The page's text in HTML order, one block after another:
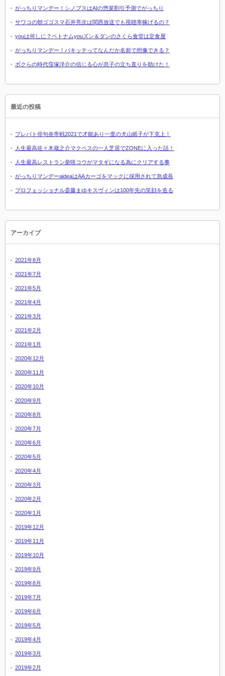
がっちりマンデー！シノプスはAIの惣菜割引予測でがっちり
サワコの朝ゴゴスマ石井亮次は関西放送でも視聴率稼げるの？
youは何しに？ベトナムyouズン＆ダンのさくら食堂は定食屋
がっちりマンデー！パキッテってなんだか名前で想像できる？
ボクらの時代窪塚洋介の信じる心が息子の立ち直りを助けた！
最近の投稿
プレバト俳句炎帝戦2021で才能あり一度の犬山紙子が下克上！
人生最高佐々木蔵之介マクベスの一人芝居でZONEに入った話！
人生最高レストラン柴咲コウがマタギになる為にクリアする事
がっちりマンデーaideaはAAカーゴをマックに採用されて急成長
プロフェッショナル斎藤まゆキスヴィンは100年先の笑顔を造る
アーカイブ
2021年8月
2021年7月
2021年5月
2021年4月
2021年3月
2021年2月
2021年1月
2020年12月
2020年11月
2020年10月
2020年9月
2020年8月
2020年7月
2020年6月
2020年5月
2020年4月
2020年3月
2020年2月
2020年1月
2019年12月
2019年11月
2019年10月
2019年9月
2019年8月
2019年7月
2019年6月
2019年5月
2019年4月
2019年3月
2019年2月